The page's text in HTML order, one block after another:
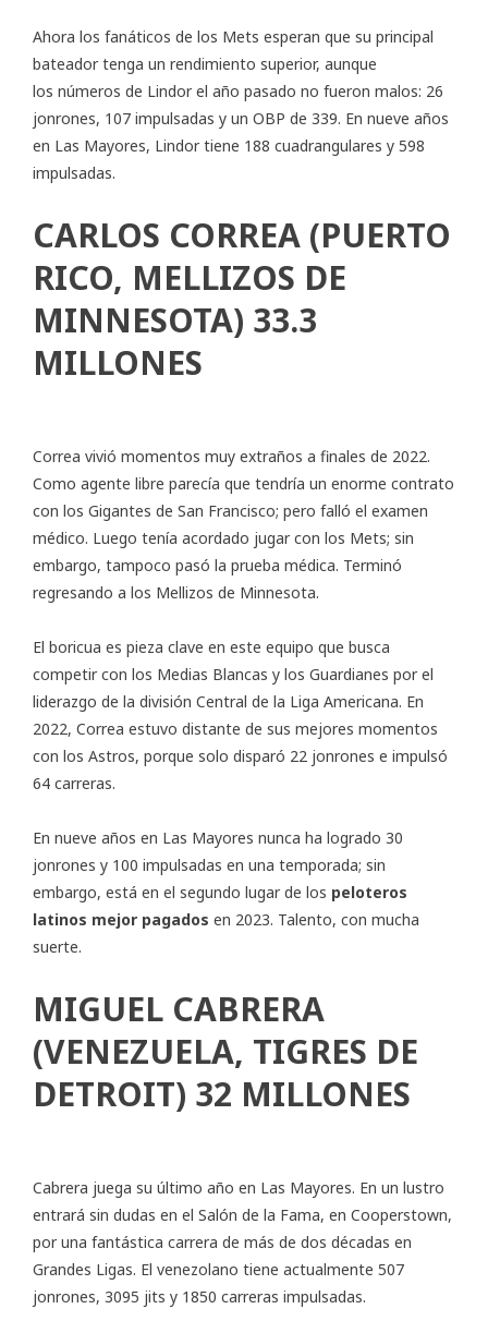
Ahora los fanáticos de los Mets esperan que su principal
bateador tenga un rendimiento superior, aunque
los números de Lindor el año pasado no fueron malos: 26
jonrones, 107 impulsadas y un OBP de 339. En nueve años
en Las Mayores, Lindor tiene 188 cuadrangulares y 598
impulsadas.
CARLOS CORREA (PUERTO
RICO, MELLIZOS DE
MINNESOTA) 33.3
MILLONES
Correa vivió momentos muy extraños a finales de 2022.
Como agente libre parecía que tendría un enorme contrato
con los Gigantes de San Francisco; pero falló el examen
médico. Luego tenía acordado jugar con los Mets; sin
embargo, tampoco pasó la prueba médica. Terminó
regresando a los Mellizos de Minnesota.
El boricua es pieza clave en este equipo que busca
competir con los Medias Blancas y los Guardianes por el
liderazgo de la división Central de la Liga Americana. En
2022, Correa estuvo distante de sus mejores momentos
con los Astros, porque solo disparó 22 jonrones e impulsó
64 carreras.
En nueve años en Las Mayores nunca ha logrado 30
jonrones y 100 impulsadas en una temporada; sin
embargo, está en el segundo lugar de los peloteros
latinos mejor pagados en 2023. Talento, con mucha
suerte.
MIGUEL CABRERA
(VENEZUELA, TIGRES DE
DETROIT) 32 MILLONES
Cabrera juega su último año en Las Mayores. En un lustro
entrará sin dudas en el Salón de la Fama, en Cooperstown,
por una fantástica carrera de más de dos décadas en
Grandes Ligas. El venezolano tiene actualmente 507
jonrones, 3095 jits y 1850 carreras impulsadas.